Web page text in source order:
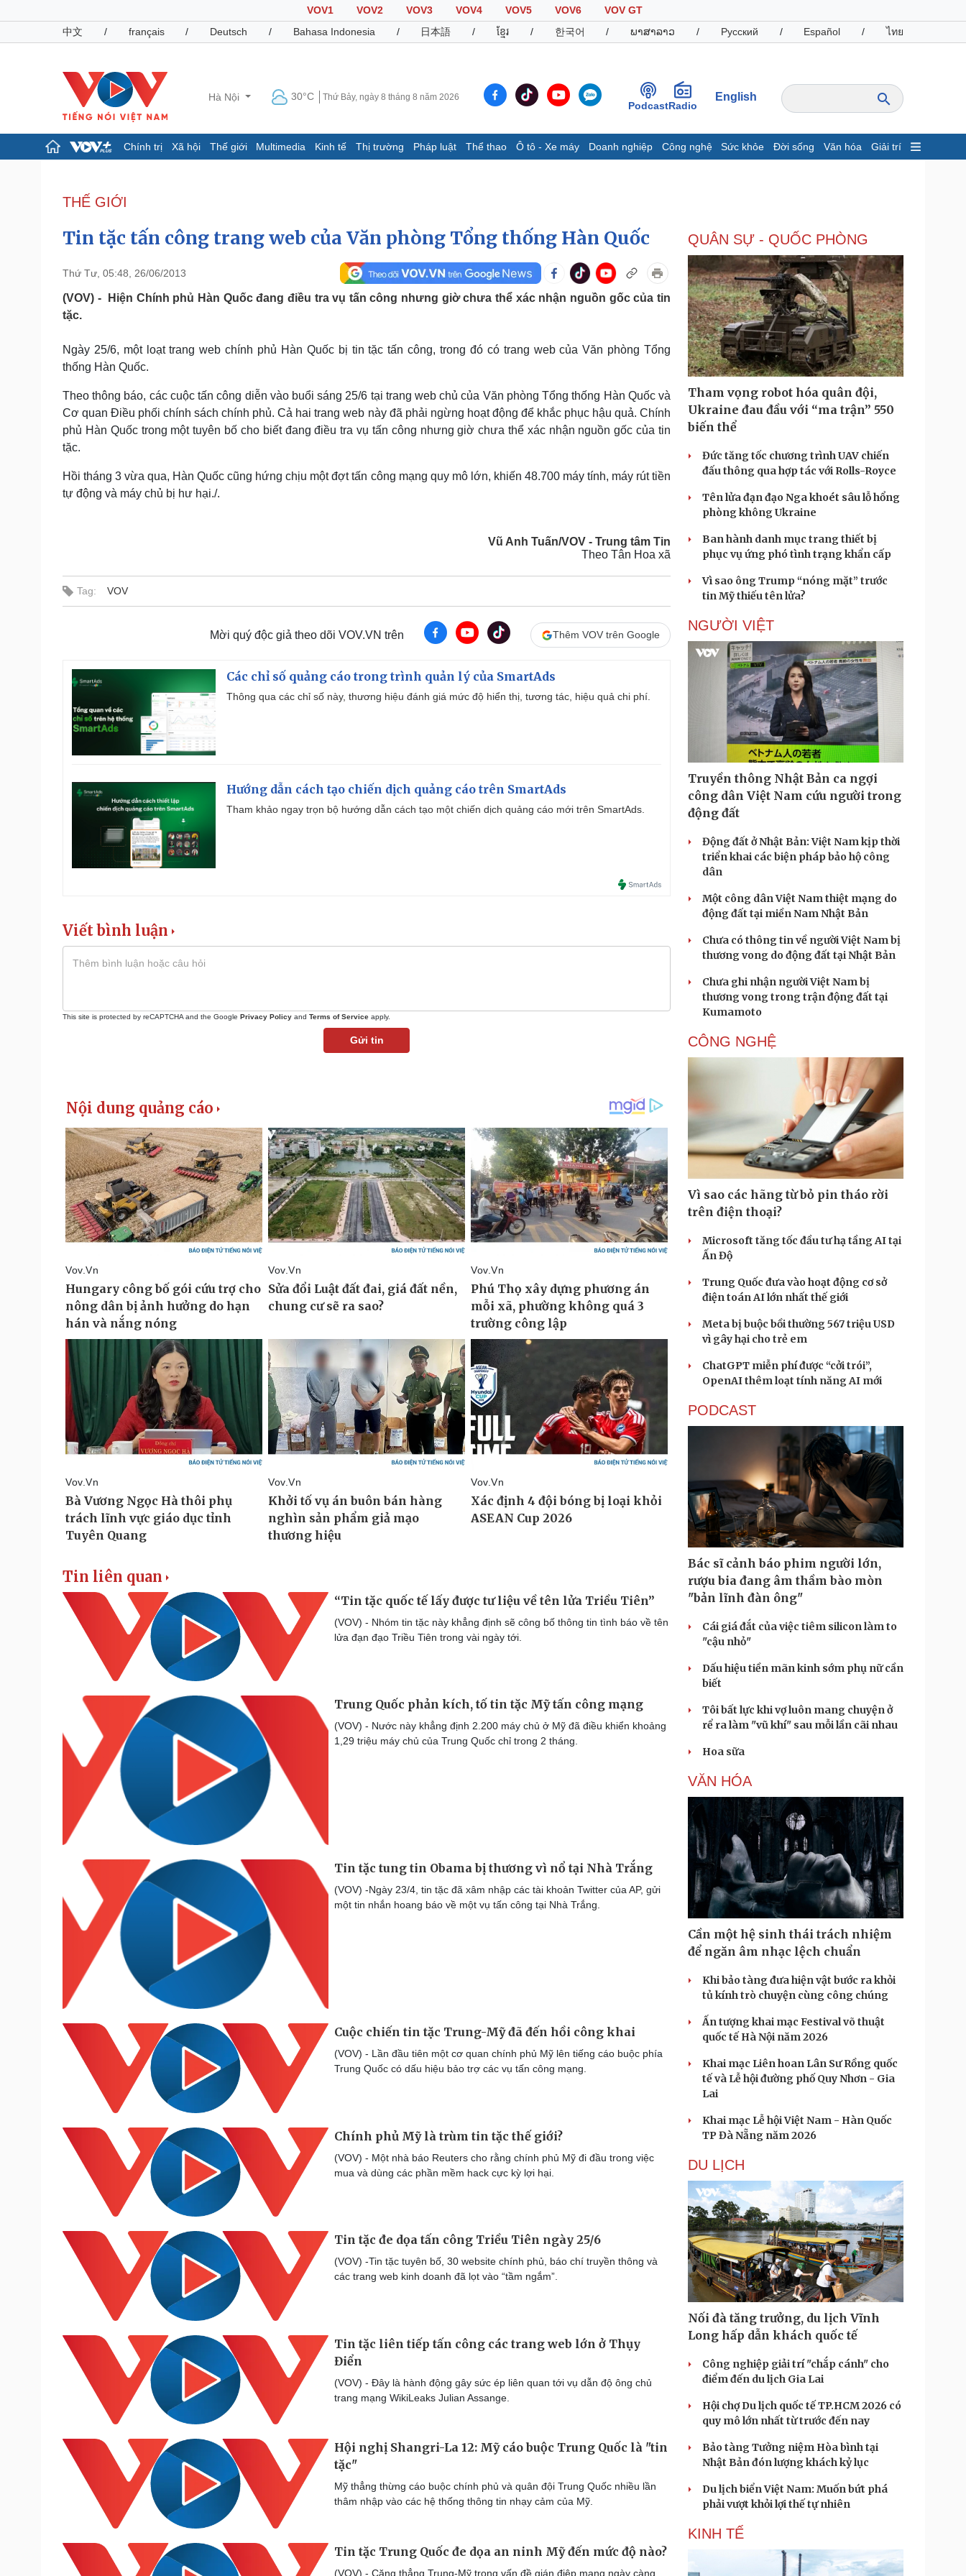
VOV1 VOV2 VOV3 VOV4 VOV5 VOV6
VOV GT
中文
/ français / Deutsch / Bahasa Indonesia / 日本語 / ខ្មែរ / 한국어 / ພາສາລາວ / Русский / Español / ไทย
Hà Nội 30°C Thứ Bảy, ngày 8 tháng 8 năm 2026
PodcastRadio
English
Chính trị Xã hội Thế giới Multimedia Kinh tế Thị trường Pháp luật Thể thao Ô tô - Xe máy Doanh nghiệp Công nghệ Sức khỏe Đời sống Văn hóa Giải trí
Đảng
Tổ chức nhân sự
Nhận diện sự thật
Dấu ấn VOV
E-Magazine
Infographic
Chứng khoán
Giá cà phê
Pháp luật
Vụ án
Tư vấn luật
Quân sự - Quốc phòng
Phân tích
Thể thao
Thế giới thể thao
Ô tô - Xe máy
Tư vấn
Doanh nghiệp
Thông tin doanh nghiệp
Doanh nghiệp 24h
Doanh nhân
Vì cộng đồng
Công nghệ
Sành điệu
Tin Công nghệ
Trải nghiệm
Chuyển đổi số
Sức khỏe
Dinh dưỡng - món ngon
Cây thuốc
Sản phụ khoa
Nam khoa
Làm đẹp - giảm cân
Đời sống
Nhà đẹp
Blog
Văn hóa
Sân khấu - Điện ảnh
Văn học
Giải trí
Nghệ sĩ
Thời trang
Du lịch
Tư vấn
Săn Tour
Podcast
Câu chuyện thời sự
Cửa sổ tình yêu
Kể chuyện cho bé
Hạt giống tâm hồn
THẾ GIỚI
Tin tặc tấn công trang web của Văn phòng Tổng thống Hàn Quốc
Thứ Tư, 05:48, 26/06/2013
(VOV) - Hiện Chính phủ Hàn Quốc đang điều tra vụ tấn công nhưng giờ chưa thể xác nhận nguồn gốc của tin
tặc.
Ngày 25/6, một loạt trang web chính phủ Hàn Quốc bị tin tặc tấn công, trong đó có trang web của Văn phòng Tổng
thống Hàn Quốc.
Theo thông báo, các cuộc tấn công diễn vào buổi sáng 25/6 tại trang web chủ của Văn phòng Tổng thống Hàn Quốc và
Cơ quan Điều phối chính sách chính phủ. Cả hai trang web này đã phải ngừng hoạt động để khắc phục hậu quả. Chính
phủ Hàn Quốc trong một tuyên bố cho biết đang điều tra vụ tấn công nhưng giờ chưa thể xác nhận nguồn gốc của tin
tặc.
Hồi tháng 3 vừa qua, Hàn Quốc cũng hứng chịu một đợt tấn công mạng quy mô lớn, khiến 48.700 máy tính, máy rút tiền
tự động và máy chủ bị hư hại./.
Vũ Anh Tuấn/VOV - Trung tâm Tin
Theo Tân Hoa xã
Tag: VOV
Mời quý độc giả theo dõi VOV.VN trên Thêm VOV trên Google
Các chỉ số quảng cáo trong trình quản lý của SmartAds
Thông qua các chỉ số này, thương hiệu đánh giá mức độ hiển thị, tương tác, hiệu quả chi phí.
Hướng dẫn cách tạo chiến dịch quảng cáo trên SmartAds
Tham khảo ngay trọn bộ hướng dẫn cách tạo một chiến dịch quảng cáo mới trên SmartAds.
Viết bình luận
This site is protected by reCAPTCHA and the Google Privacy Policy and Terms of Service apply.
Gửi tin
Tin liên quan
“Tin tặc quốc tế lấy được tư liệu về tên lửa Triều Tiên”
(VOV) - Nhóm tin tặc này khẳng định sẽ công bố thông tin tình báo về tên
lửa đạn đạo Triều Tiên trong vài ngày tới.
Trung Quốc phản kích, tố tin tặc Mỹ tấn công mạng
(VOV) - Nước này khẳng định 2.200 máy chủ ở Mỹ đã điều khiển khoảng
1,29 triệu máy chủ của Trung Quốc chỉ trong 2 tháng.
Tin tặc tung tin Obama bị thương vì nổ tại Nhà Trắng
(VOV) -Ngày 23/4, tin tặc đã xâm nhập các tài khoản Twitter của AP, gửi
một tin nhắn hoang báo về một vụ tấn công tại Nhà Trắng.
Cuộc chiến tin tặc Trung-Mỹ đã đến hồi công khai
(VOV) - Lần đầu tiên một cơ quan chính phủ Mỹ lên tiếng cáo buộc phía
Trung Quốc có dấu hiệu bảo trợ các vụ tấn công mạng.
Chính phủ Mỹ là trùm tin tặc thế giới?
(VOV) - Một nhà báo Reuters cho rằng chính phủ Mỹ đi đầu trong việc
mua và dùng các phần mềm hack cực kỳ lợi hại.
Tin tặc đe dọa tấn công Triều Tiên ngày 25/6
(VOV) -Tin tặc tuyên bố, 30 website chính phủ, báo chí truyền thông và
các trang web kinh doanh đã lọt vào “tầm ngắm”.
Tin tặc liên tiếp tấn công các trang web lớn ở Thụy
Điển
(VOV) - Đây là hành động gây sức ép liên quan tới vụ dẫn độ ông chủ
trang mạng WikiLeaks Julian Assange.
Hội nghị Shangri-La 12: Mỹ cáo buộc Trung Quốc là "tin
tặc"
Mỹ thẳng thừng cáo buộc chính phủ và quân đội Trung Quốc nhiều lần
thâm nhập vào các hệ thống thông tin nhạy cảm của Mỹ.
Tin tặc Trung Quốc đe dọa an ninh Mỹ đến mức độ nào?
(VOV) - Căng thẳng Trung-Mỹ trong vấn đề gián điệp mạng ngày càng
QUÂN SỰ - QUỐC PHÒNG
Tham vọng robot hóa quân đội,
Ukraine đau đầu với “ma trận” 550
biến thể
Đức tăng tốc chương trình UAV chiến
đấu thông qua hợp tác với Rolls-Royce
Tên lửa đạn đạo Nga khoét sâu lỗ hổng
phòng không Ukraine
Ban hành danh mục trang thiết bị
phục vụ ứng phó tình trạng khẩn cấp
Vì sao ông Trump “nóng mặt” trước
tin Mỹ thiếu tên lửa?
NGƯỜI VIỆT
Truyền thông Nhật Bản ca ngợi
công dân Việt Nam cứu người trong
động đất
Động đất ở Nhật Bản: Việt Nam kịp thời
triển khai các biện pháp bảo hộ công
dân
Một công dân Việt Nam thiệt mạng do
động đất tại miền Nam Nhật Bản
Chưa có thông tin về người Việt Nam bị
thương vong do động đất tại Nhật Bản
Chưa ghi nhận người Việt Nam bị
thương vong trong trận động đất tại
Kumamoto
CÔNG NGHỆ
Vì sao các hãng từ bỏ pin tháo rời
trên điện thoại?
Microsoft tăng tốc đầu tư hạ tầng AI tại
Ấn Độ
Trung Quốc đưa vào hoạt động cơ sở
điện toán AI lớn nhất thế giới
Meta bị buộc bồi thường 567 triệu USD
vì gây hại cho trẻ em
ChatGPT miễn phí được “cởi trói”,
OpenAI thêm loạt tính năng AI mới
PODCAST
Bác sĩ cảnh báo phim người lớn,
rượu bia đang âm thầm bào mòn
"bản lĩnh đàn ông"
Cái giá đắt của việc tiêm silicon làm to
"cậu nhỏ"
Dấu hiệu tiền mãn kinh sớm phụ nữ cần
biết
Tôi bất lực khi vợ luôn mang chuyện ở
rể ra làm "vũ khí" sau mỗi lần cãi nhau
Hoa sữa
VĂN HÓA
Cần một hệ sinh thái trách nhiệm
để ngăn âm nhạc lệch chuẩn
Khi bảo tàng đưa hiện vật bước ra khỏi
tủ kính trò chuyện cùng công chúng
Ấn tượng khai mạc Festival võ thuật
quốc tế Hà Nội năm 2026
Khai mạc Liên hoan Lân Sư Rồng quốc
tế và Lễ hội đường phố Quy Nhơn - Gia
Lai
Khai mạc Lễ hội Việt Nam - Hàn Quốc
TP Đà Nẵng năm 2026
DU LỊCH
Nối đà tăng trưởng, du lịch Vĩnh
Long hấp dẫn khách quốc tế
Công nghiệp giải trí "chắp cánh" cho
điểm đến du lịch Gia Lai
Hội chợ Du lịch quốc tế TP.HCM 2026 có
quy mô lớn nhất từ trước đến nay
Bảo tàng Tưởng niệm Hòa bình tại
Nhật Bản đón lượng khách kỷ lục
Du lịch biển Việt Nam: Muốn bứt phá
phải vượt khỏi lợi thế tự nhiên
KINH TẾ